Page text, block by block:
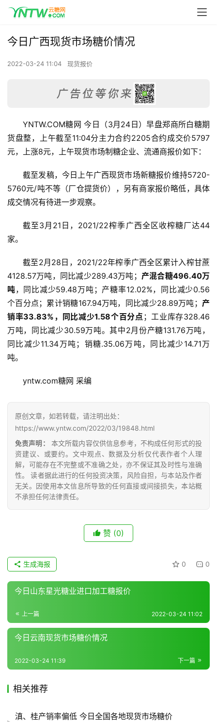
首
页
糖
网
公
众
号
现
专
地
区
频
产
链
今日广西现货市场糖价情况
2022-03-24 11:04 现货报价
YNTW.COM糖网 今日（3月24日）早盘郑商所白糖期
货盘整，上午截至11:04分主力合约2205合约成交价5797
元，上涨8元，上午现货市场制糖企业、流通商报价如下：
截至发稿，今日上午广西现货市场新糖报价维持5720-
5760元/吨不等（厂仓提货价），另有商家报价略低，具体
成交情况有待进一步观察。
截至3月21日，2021/22榨季广西全区收榨糖厂达44
家。
截至2月28日，2021/22年榨季广西全区累计入榨甘蔗
4128.57万吨，同比减少289.43万吨； 产混合糖496.40万
吨，同比减少59.48万吨；产糖率12.02%，同比减少0.56
个百分点；累计销糖167.94万吨，同比减少28.89万吨； 产
销率33.83%，同比减少1.58个百分点 ；工业库存328.46
万吨，同比减少30.59万吨。其中2月份产糖131.76万吨，
同比减少11.34万吨；销糖.35.06万吨，同比减少14.71万
吨。
yntw.com糖网 采编
原创文章，如若转载，请注明出处：
https://www.yntw.com/2022/03/19848.html
免责声明：
本文所载内容仅供信息参考，不构成任何形式的投
资建议、或要约。文中观点、数据及分析仅代表作者个人理
解，可能存在不完整或不准确之处，亦不保证其及时性与准确
性。 读者据此进行的任何投资决策，风险自担，与本站及作者
无关。因使用本文信息所导致的任何直接或间接损失，本站概
不承担任何法律责任。
赞 (0)
0 0
生成海报
今日山东星光糖业进口加工糖报价
上一篇 2022-03-24 11:02
今日云南现货市场糖价情况
下一篇
2022-03-24 11:39
相关推荐
滇、桂产销率偏低 今日全国各地现货市场糖价